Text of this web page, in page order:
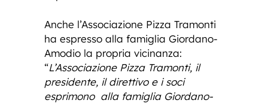
Anche l’Associazione Pizza Tramonti
ha espresso alla famiglia Giordano-
Amodio la propria vicinanza:
“L’Associazione Pizza Tramonti, il
presidente, il direttivo e i soci
esprimono alla famiglia Giordano-